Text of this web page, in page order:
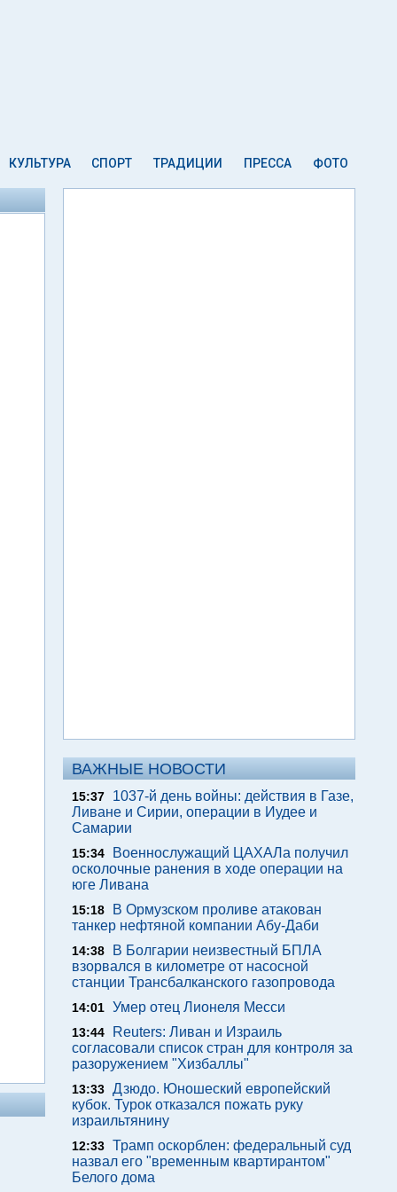
КУЛЬТУРА СПОРТ ТРАДИЦИИ ПРЕССА ФОТО
ВАЖНЫЕ НОВОСТИ
15:37
1037-й день войны: действия в Газе,
Ливане и Сирии, операции в Иудее и
Самарии
15:34
Военнослужащий ЦАХАЛа получил
осколочные ранения в ходе операции на
юге Ливана
15:18
В Ормузском проливе атакован
танкер нефтяной компании Абу-Даби
14:38
В Болгарии неизвестный БПЛА
взорвался в километре от насосной
станции Трансбалканского газопровода
14:01 Умер отец Лионеля Месси
13:44
Reuters: Ливан и Израиль
согласовали список стран для контроля за
разоружением "Хизбаллы"
13:33 Дзюдо. Юношеский европейский
кубок. Турок отказался пожать руку
израильтянину
12:33 Трамп оскорблен: федеральный суд
назвал его "временным квартирантом"
Белого дома